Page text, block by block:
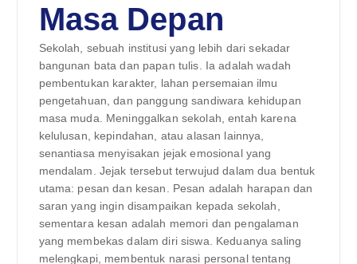
Masa Depan
Sekolah, sebuah institusi yang lebih dari sekadar
bangunan bata dan papan tulis. Ia adalah wadah
pembentukan karakter, lahan persemaian ilmu
pengetahuan, dan panggung sandiwara kehidupan
masa muda. Meninggalkan sekolah, entah karena
kelulusan, kepindahan, atau alasan lainnya,
senantiasa menyisakan jejak emosional yang
mendalam. Jejak tersebut terwujud dalam dua bentuk
utama: pesan dan kesan. Pesan adalah harapan dan
saran yang ingin disampaikan kepada sekolah,
sementara kesan adalah memori dan pengalaman
yang membekas dalam diri siswa. Keduanya saling
melengkapi, membentuk narasi personal tentang